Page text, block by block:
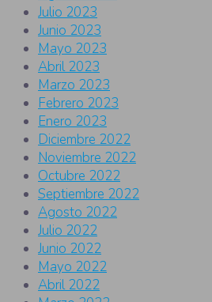
Julio 2023
Junio 2023
Mayo 2023
Abril 2023
Marzo 2023
Febrero 2023
Enero 2023
Diciembre 2022
Noviembre 2022
Octubre 2022
Septiembre 2022
Agosto 2022
Julio 2022
Junio 2022
Mayo 2022
Abril 2022